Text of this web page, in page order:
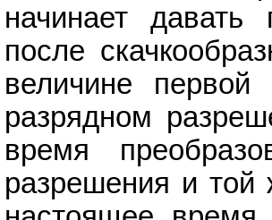
начинает давать
после
величине
разрядном
время
разрешения и той